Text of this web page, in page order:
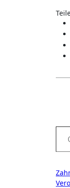
Gib deine E-Mail-